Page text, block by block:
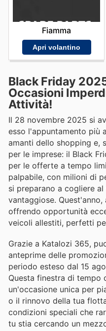
Fiamma
Apri volantino
Black Friday
Occasioni
Attività!
Il 28 novembre 2025 si
esso l'appuntamento più
amanti dello shopping e,
per le imprese: il Black
per le offerte a tempo
palpabile, con milioni di
si preparano a cogliere
vantaggiose.
offrendo opportunità
veicoli allestiti, perfetti
Grazie a Katalozi 365,
anteprime delle
periodo esteso dal 15
Questa finestra di tempo
un'occasione unica per
o il rinnovo della tua
condizioni speciali che
tu stia cercando un